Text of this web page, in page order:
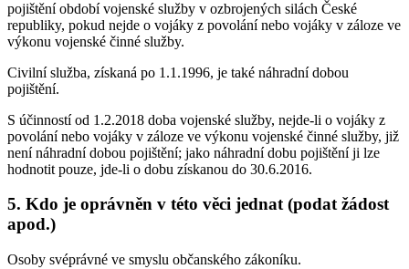
pojištění období vojenské služby v ozbrojených silách České
republiky, pokud nejde o vojáky z povolání nebo vojáky v záloze ve
výkonu vojenské činné služby.
Civilní služba, získaná po 1.1.1996, je také náhradní dobou
pojištění.
S účinností od 1.2.2018 doba vojenské služby, nejde-li o vojáky z
povolání nebo vojáky v záloze ve výkonu vojenské činné služby, již
není náhradní dobou pojištění; jako náhradní dobu pojištění ji lze
hodnotit pouze, jde-li o dobu získanou do 30.6.2016.
5. Kdo je oprávněn v této věci jednat (podat žádost
apod.)
Osoby svéprávné ve smyslu občanského zákoníku.